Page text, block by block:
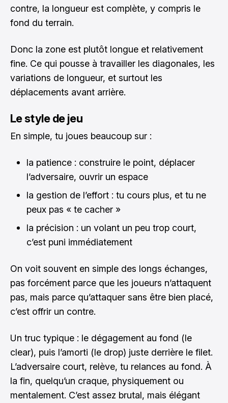
contre, la longueur est complète, y compris le
fond du terrain.
Donc la zone est plutôt longue et relativement
fine. Ce qui pousse à travailler les diagonales, les
variations de longueur, et surtout les
déplacements avant arrière.
Le style de jeu
En simple, tu joues beaucoup sur :
la patience : construire le point, déplacer
l’adversaire, ouvrir un espace
la gestion de l’effort : tu cours plus, et tu ne
peux pas « te cacher »
la précision : un volant un peu trop court,
c’est puni immédiatement
On voit souvent en simple des longs échanges,
pas forcément parce que les joueurs n’attaquent
pas, mais parce qu’attaquer sans être bien placé,
c’est offrir un contre.
Un truc typique : le dégagement au fond (le
clear), puis l’amorti (le drop) juste derrière le filet.
L’adversaire court, relève, tu relances au fond. À
la fin, quelqu’un craque, physiquement ou
mentalement. C’est assez brutal, mais élégant